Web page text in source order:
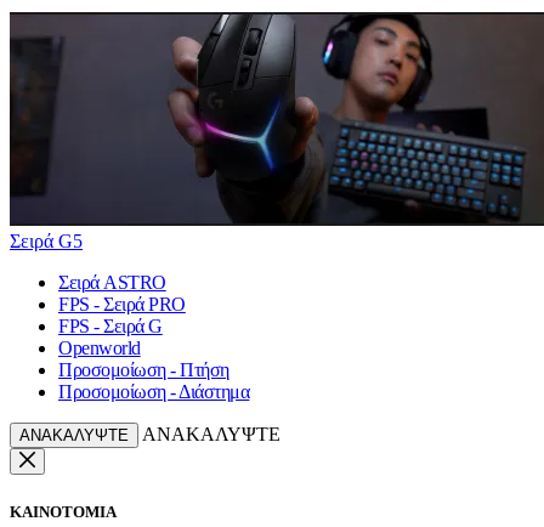
Σειρά G5
Σειρά ASTRO
FPS - Σειρά PRO
FPS - Σειρά G
Openworld
Προσομοίωση - Πτήση
Προσομοίωση - Διάστημα
ΑΝΑΚΑΛΥΨΤΕ ΑΝΑΚΑΛΥΨΤΕ
ΚΑΙΝΟΤΟΜΙΑ